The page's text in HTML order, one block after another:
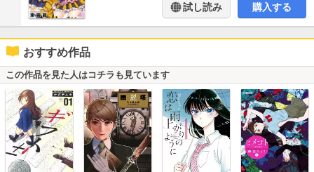
試し読み 購入する
おすすめ作品
この作品を見た人はコチラも見ています